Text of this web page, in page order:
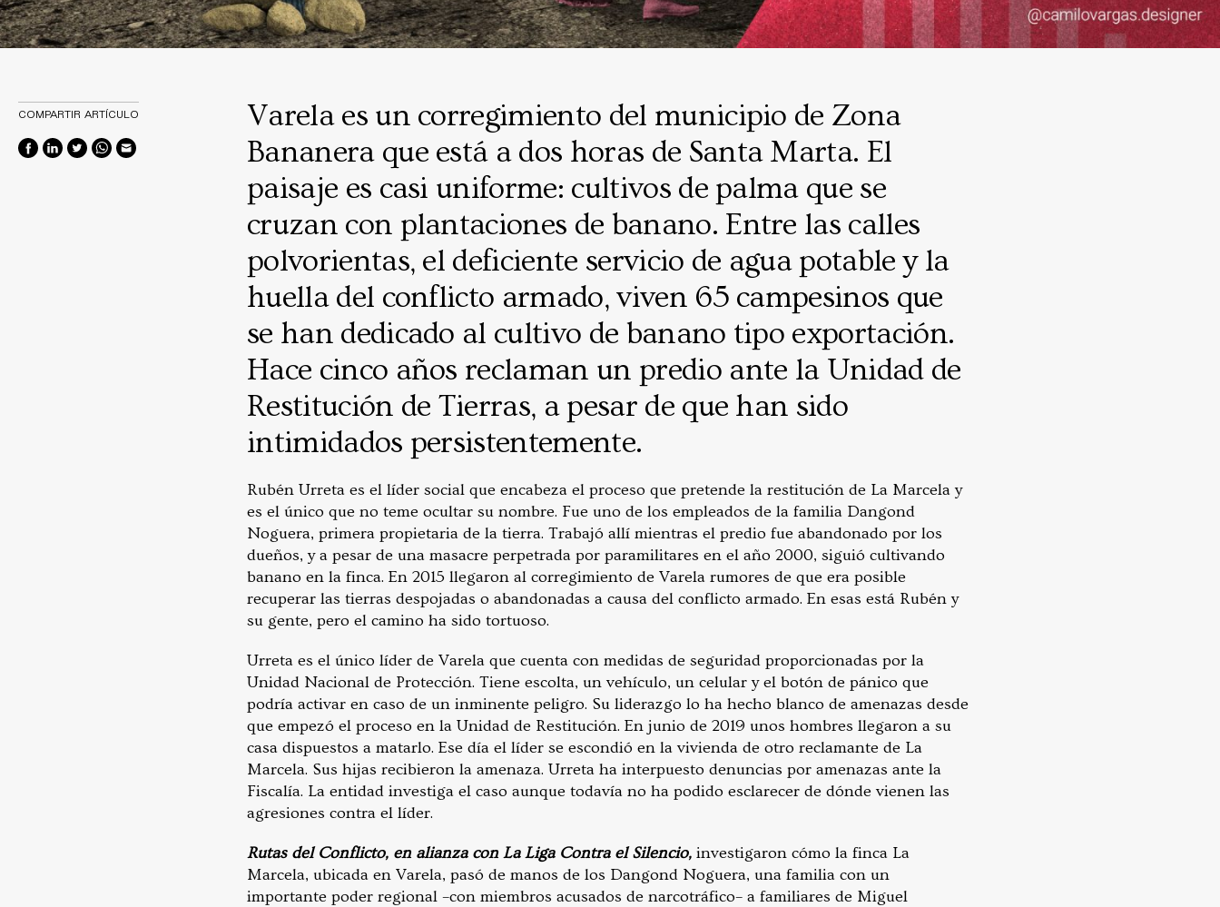
Varela es un corregimiento del municipio de Zona
Bananera que está a dos horas de Santa Marta. El
paisaje es casi uniforme: cultivos de palma que se
cruzan con plantaciones de banano. Entre las calles
polvorientas, el deficiente servicio de agua potable y la
huella del conflicto armado, viven 65 campesinos que
se han dedicado al cultivo de banano tipo exportación.
Hace cinco años reclaman un predio ante la Unidad de
Restitución de Tierras, a pesar de que han sido
intimidados persistentemente.
Rubén Urreta es el líder social que encabeza el proceso que pretende la restitución de La Marcela y
es el único que no teme ocultar su nombre. Fue uno de los empleados de la familia Dangond
Noguera, primera propietaria de la tierra. Trabajó allí mientras el predio fue abandonado por los
dueños, y a pesar de una masacre perpetrada por paramilitares en el año 2000, siguió cultivando
banano en la finca. En 2015 llegaron al corregimiento de Varela rumores de que era posible
recuperar las tierras despojadas o abandonadas a causa del conflicto armado. En esas está Rubén y
su gente, pero el camino ha sido tortuoso.
Urreta es el único líder de Varela que cuenta con medidas de seguridad proporcionadas por la
Unidad Nacional de Protección. Tiene escolta, un vehículo, un celular y el botón de pánico que
podría activar en caso de un inminente peligro. Su liderazgo lo ha hecho blanco de amenazas desde
que empezó el proceso en la Unidad de Restitución. En junio de 2019 unos hombres llegaron a su
casa dispuestos a matarlo. Ese día el líder se escondió en la vivienda de otro reclamante de La
Marcela. Sus hijas recibieron la amenaza. Urreta ha interpuesto denuncias por amenazas ante la
Fiscalía. La entidad investiga el caso aunque todavía no ha podido esclarecer de dónde vienen las
agresiones contra el líder.
Rutas del Conflicto, en alianza con La Liga Contra el Silencio, investigaron cómo la finca La
Marcela, ubicada en Varela, pasó de manos de los Dangond Noguera, una familia con un
importante poder regional –con miembros acusados de narcotráfico– a familiares de Miguel
COMPARTIR ARTÍCULO